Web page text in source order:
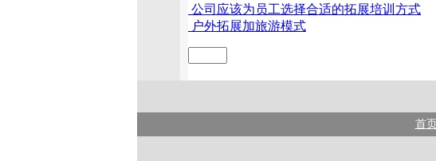
公司应该为员工选择合适的拓展培训方式
户外拓展加旅游模式
首页